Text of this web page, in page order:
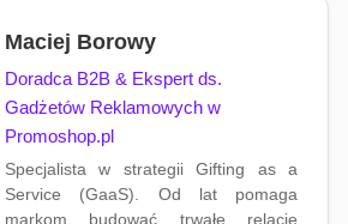
Maciej Borowy
Doradca B2B & Ekspert ds.
Gadżetów Reklamowych w
Promoshop.pl
Specjalista w strategii Gifting as a
Service (GaaS). Od lat pomaga
markom budować trwałe relacje